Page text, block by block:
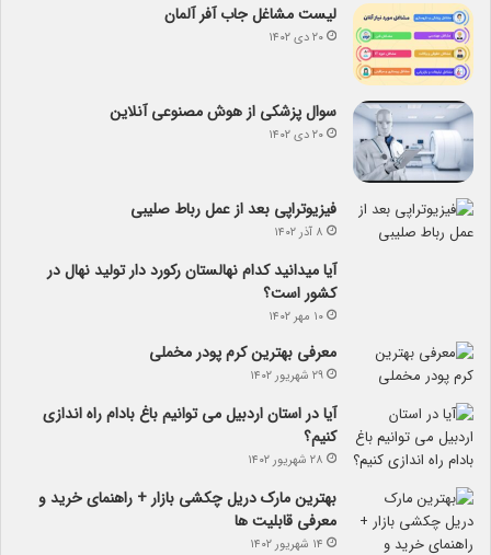
لیست مشاغل جاب آفر آلمان
۲۰ دی ۱۴۰۲
سوال پزشکی از هوش مصنوعی آنلاین
۲۰ دی ۱۴۰۲
فیزیوتراپی بعد از عمل رباط صلیبی
۸ آذر ۱۴۰۲
آیا می­دانید کدام نهالستان رکورد دار تولید نهال­ در
کشور است؟
۱۰ مهر ۱۴۰۲
معرفی بهترین کرم پودر مخملی
۲۹ شهریور ۱۴۰۲
آیا در استان اردبیل می توانیم باغ بادام راه اندازی
کنیم؟
۲۸ شهریور ۱۴۰۲
بهترین مارک دریل چکشی بازار + راهنمای خرید و
معرفی قابلیت ها
۱۴ شهریور ۱۴۰۲